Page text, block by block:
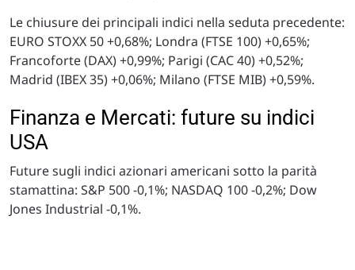
Le chiusure dei principali indici nella seduta precedente:
EURO STOXX 50 +0,68%; Londra (FTSE 100) +0,65%;
Francoforte (DAX) +0,99%; Parigi (CAC 40) +0,52%;
Madrid (IBEX 35) +0,06%; Milano (FTSE MIB) +0,59%.
Finanza e Mercati: future su indici
USA
Future sugli indici azionari americani sotto la parità
stamattina: S&P 500 -0,1%; NASDAQ 100 -0,2%; Dow
Jones Industrial -0,1%.